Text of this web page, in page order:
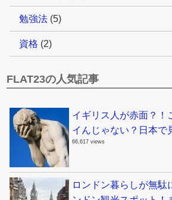
勉強法 (5)
資格 (2)
FLAT23の人気記事
イギリス人が赤面？！
イんじゃない？日本で
66,617 views
ロンドン暮らしが無駄